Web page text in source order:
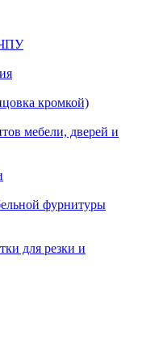
ЧПУ
кромкой)
мебели, дверей и
фурнитуры
для резки и